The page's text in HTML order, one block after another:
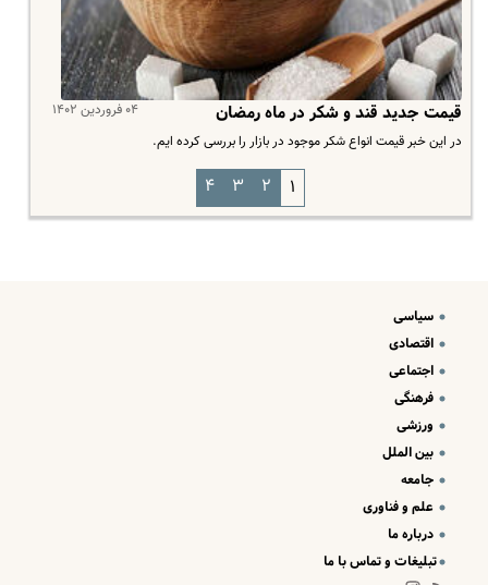
۰۴ فروردین ۱۴۰۲ قیمت جدید قند و شکر در ماه رمضان
در این خبر قیمت انواع شکر موجود در بازار را بررسی کرده ایم.
۱ ۲ ۳ ۴
سیاسی
اقتصادی
اجتماعی
فرهنگی
ورزشی
بین الملل
جامعه
علم و فناوری
درباره ما
تبلیغات و تماس با ما